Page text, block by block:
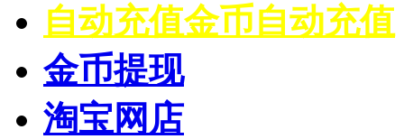
自动充值金币自动充值
金币提现
淘宝网店